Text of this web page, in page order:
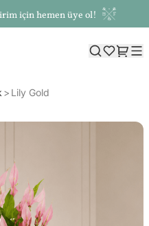
için hemen üye ol!
Lily Gold